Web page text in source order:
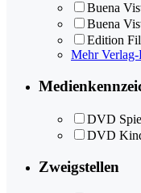
Buena
Buena
Edition
Mehr
DVD
DVD
Zweigstellen